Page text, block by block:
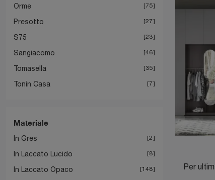
Orme 75
Presotto 27
S75 23
Sangiacomo 46
Tomasella 35
Tonin Casa 7
Materiale
In Gres 2
In Laccato Lucido 8
In Laccato Opaco 148